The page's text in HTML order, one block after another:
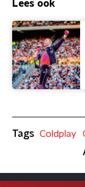
Lees ook
Tags Coldplay